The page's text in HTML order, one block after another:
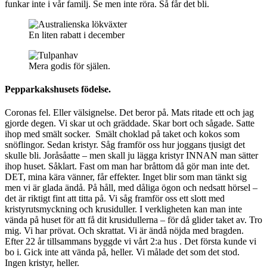
funkar inte i vår familj. Se men inte röra. Så får det bli.
En liten rabatt i december
Mera godis för själen.
Pepparkakshusets födelse.
Coronas fel. Eller välsignelse. Det beror på. Mats ritade ett och jag
gjorde degen. Vi skar ut och gräddade. Skar bort och sågade. Satte
ihop med smält socker. Smält choklad på taket och kokos som
snöflingor. Sedan kristyr. Såg framför oss hur joggans tjusigt det
skulle bli. Joråsåatte – men skall ju lägga kristyr INNAN man sätter
ihop huset. Såklart. Fast om man har bråttom då gör man inte det.
DET, mina kära vänner, får effekter. Inget blir som man tänkt sig
men vi är glada ändå. På håll, med dåliga ögon och nedsatt hörsel –
det är riktigt fint att titta på. Vi såg framför oss ett slott med
kristyrutsmyckning och krusiduller. I verkligheten kan man inte
vända på huset för att få dit krusidullerna – för då glider taket av. Tro
mig. Vi har prövat. Och skrattat. Vi är ändå nöjda med bragden.
Efter 22 år tillsammans byggde vi vårt 2:a hus . Det första kunde vi
bo i. Gick inte att vända på, heller. Vi målade det som det stod.
Ingen kristyr, heller.